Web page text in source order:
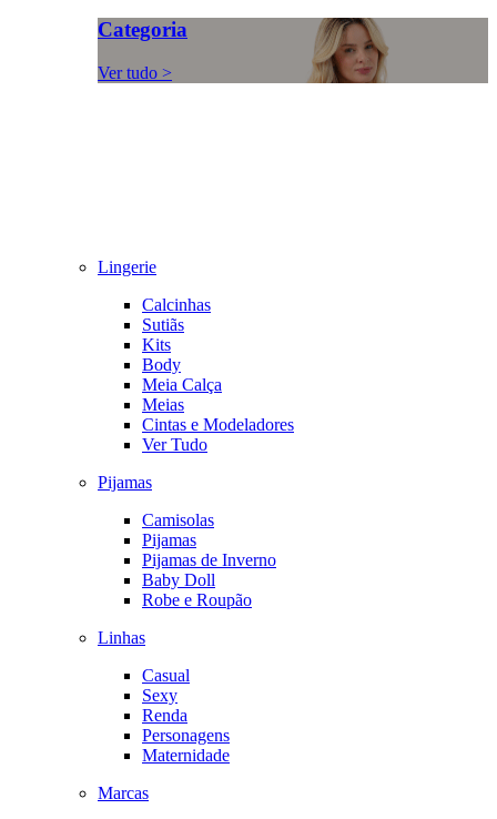
Categoria
Ver tudo >
Lingerie
Calcinhas
Sutiãs
Kits
Body
Meia Calça
Meias
Cintas e Modeladores
Ver Tudo
Pijamas
Camisolas
Pijamas
Pijamas de Inverno
Baby Doll
Robe e Roupão
Linhas
Casual
Sexy
Renda
Personagens
Maternidade
Marcas